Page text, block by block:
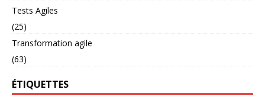
Tests Agiles
(25)
Transformation agile
(63)
ÉTIQUETTES